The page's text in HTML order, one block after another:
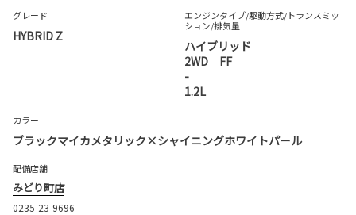
グレード
HYBRID Z
エンジンタイプ/駆動方式/トランスミッ
ション/排気量
ハイブリッド
2WD FF
-
1.2L
カラー
ブラックマイカメタリック×シャイニングホワイトパール
配備店舗
みどり町店
0235-23-9696